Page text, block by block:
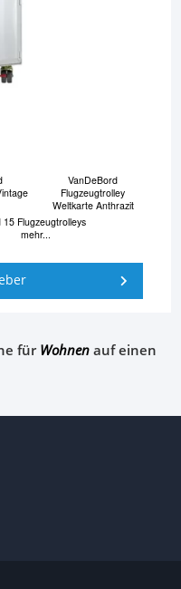
VanDeBord
Flugzeugtrolley
Weltkarte Anthrazit
15 Flugzeugtrolleys
mehr...
fürWohnenauf einen